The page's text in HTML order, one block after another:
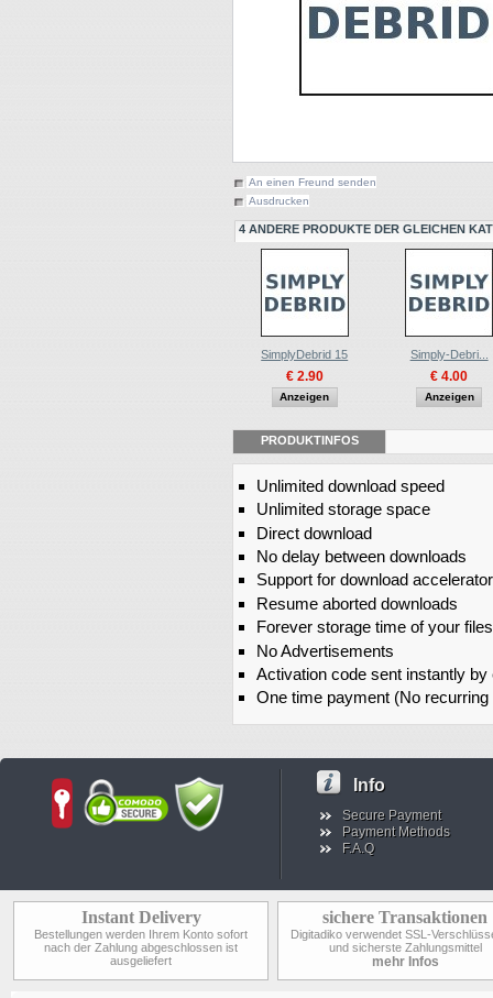
An einen Freund senden
Ausdrucken
4 ANDERE PRODUKTE DER GLEICHEN
SimplyDebrid 15
€ 2.90
Anzeigen
Simply-Debri...
€ 4.00
Anzeigen
PRODUKTINFOS
Unlimited download speed
Unlimited storage space
Direct download
No delay between downloads
Support for download
Resume aborted downloads
Forever storage time of your files
No Advertisements
Activation code sent instantly by
One time payment (No
Info
Secure Payment
Payment Methods
F.A.Q
Instant Delivery
Bestellungen werden Ihrem Konto sofort
nach der Zahlung abgeschlossen ist
ausgeliefert
sichere Transaktionen
Digitadiko verwendet SSL-
und sicherste Zahlungsmittel
mehr Infos